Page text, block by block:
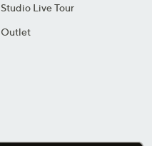
Studio Live Tour
Outlet